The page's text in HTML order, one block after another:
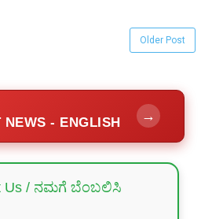
Older Post
NEWS - ENGLISH →
Us / ನಮಗೆ ಬೆಂಬಲಿಸಿ